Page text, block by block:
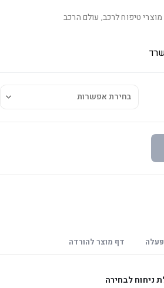
מוצרי טיפוח לרכב, עולם הרכב
דף מוצר להורדה